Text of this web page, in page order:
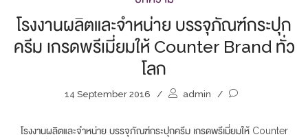
โรงงานผลิตและจำหน่าย บรรจุภัณฑ์กระปุก
ครีม เกรดพรีเมี่ยมให้ Counter Brand ทั่ว
โลก
14 September 2016 / admin /
โรงงานผลิตและจำหน่าย บรรจุภัณฑ์กระปุกครีม เกรดพรีเมี่ยมให้ Counter